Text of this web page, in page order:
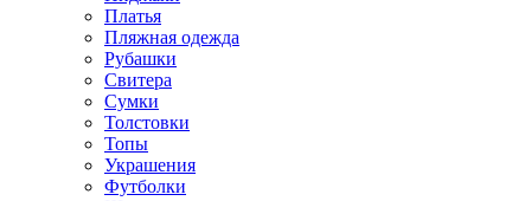
Платья
Пляжная одежда
Рубашки
Свитера
Сумки
Толстовки
Топы
Украшения
Футболки